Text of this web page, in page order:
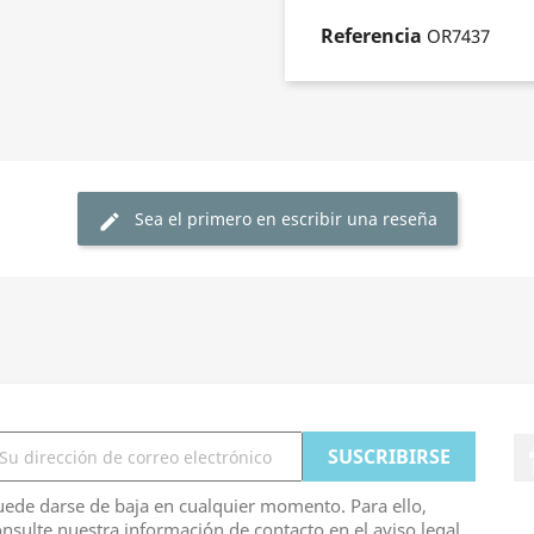
Referencia OR7437
edit Sea el primero en escribir una reseña
darse de baja en cualquier momento. Para ello,